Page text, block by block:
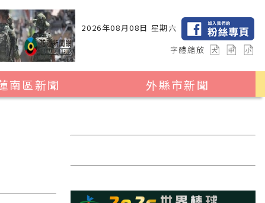
2026年08月08日 星期六
字體縮放
南區新聞
外縣市新聞
2024暑期夏令營專區